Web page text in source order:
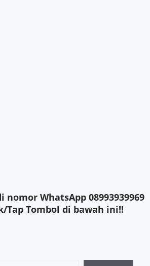
WhatsApp 08993939969
Tap Tombol di bawah ini!!